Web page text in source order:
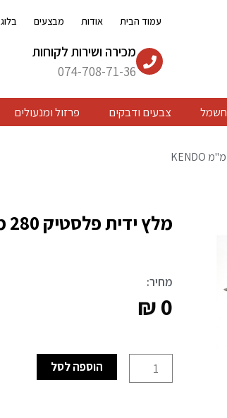
עמוד הבית אודות מבצעים בלוג
מכירה ושירות לקוחות
074-708-71-36
חשמל צבעים ודבקים פרזול ומנעולים
מלץ ידית פלסטיק 280 מ"מ KENDO
מחיר:
₪0
כמות
של
הוספה לסל